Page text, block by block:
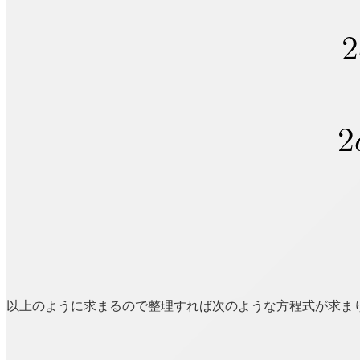
以上のように求まるので整理すれば次のような方程式が求ま